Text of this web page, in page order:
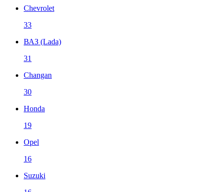
Chevrolet
33
ВАЗ (Lada)
31
Changan
30
Honda
19
Opel
16
Suzuki